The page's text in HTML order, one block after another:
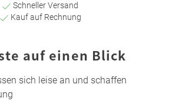
Schneller Versand
Kauf auf Rechnung
auf einen Blick
sich leise an und schaffen